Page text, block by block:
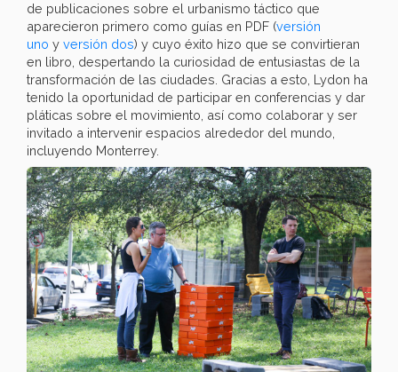
de publicaciones sobre el urbanismo táctico que
aparecieron primero como guías en PDF (versión
uno y versión dos) y cuyo éxito hizo que se convirtieran
en libro, despertando la curiosidad de entusiastas de la
transformación de las ciudades. Gracias a esto, Lydon ha
tenido la oportunidad de participar en conferencias y dar
pláticas sobre el movimiento, así como colaborar y ser
invitado a intervenir espacios alrededor del mundo,
incluyendo Monterrey.